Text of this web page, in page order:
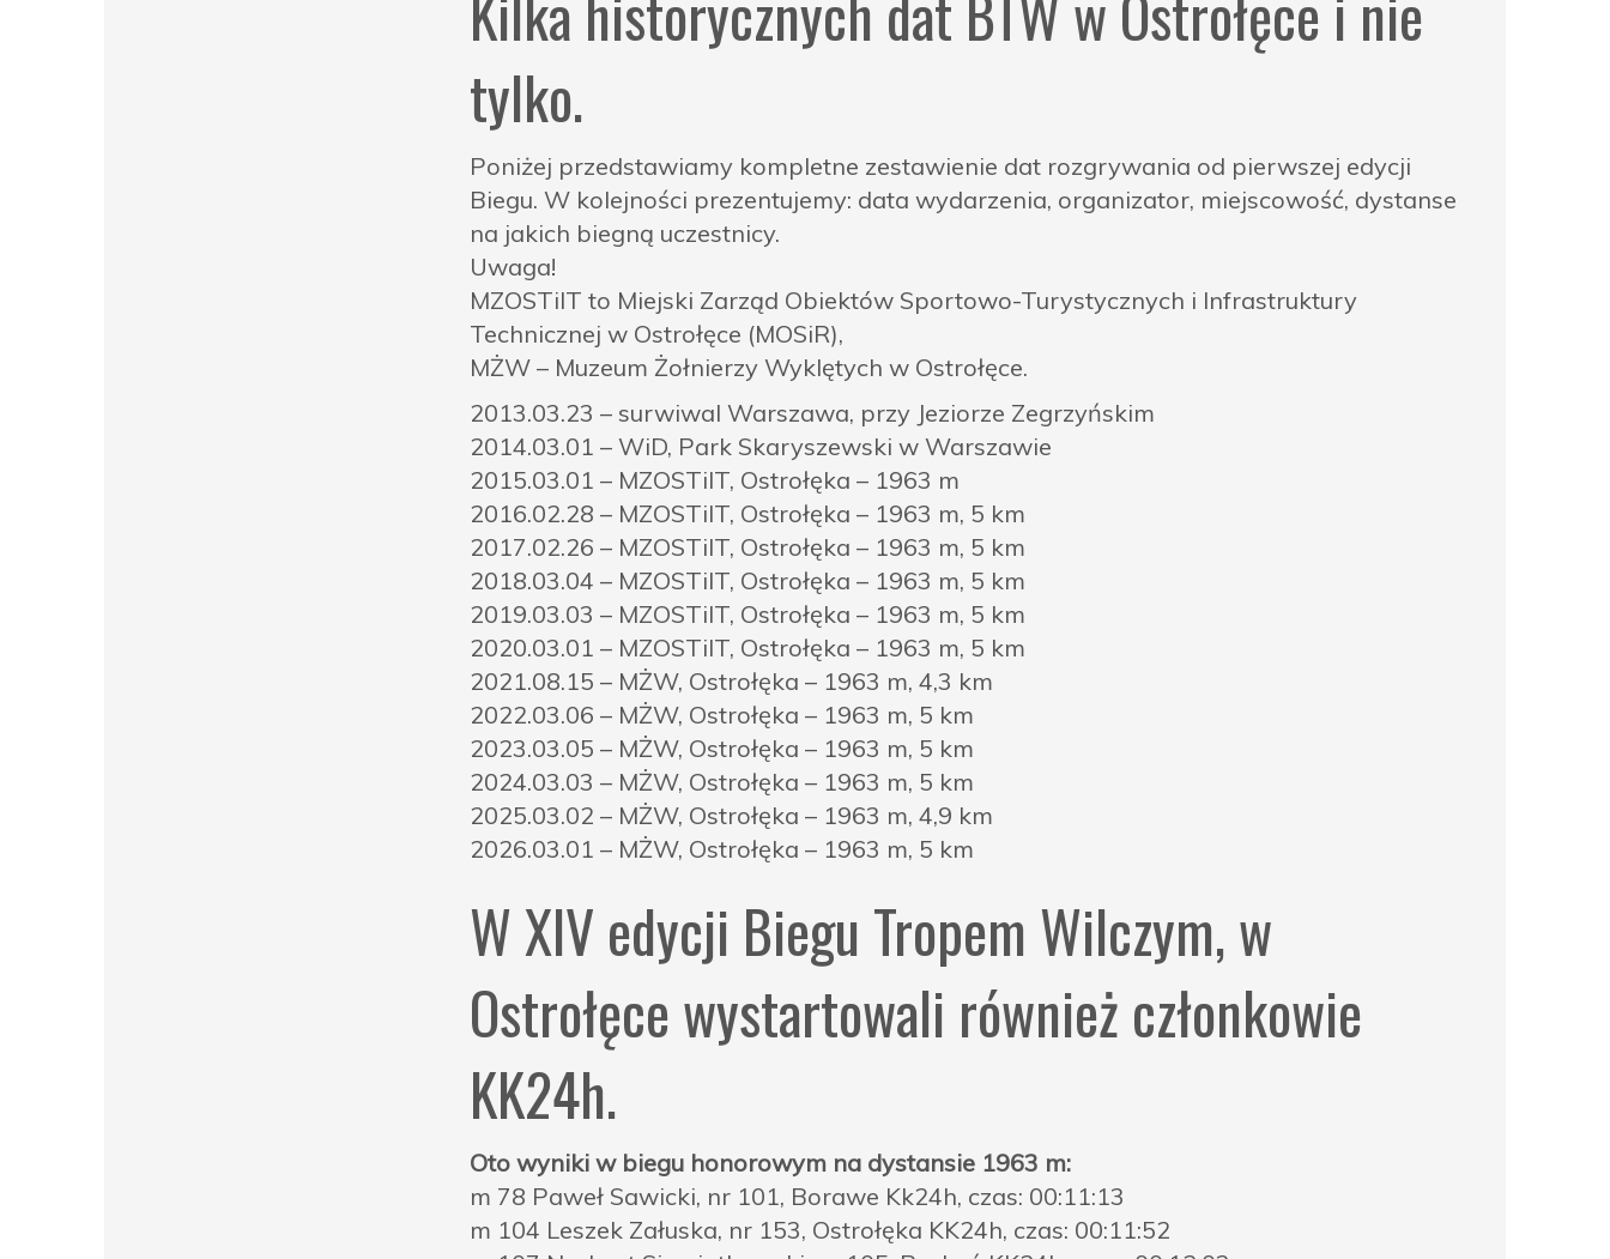
tylko.
Poniżej przedstawiamy kompletne zestawienie dat rozgrywania od pierwszej edycji
Biegu. W kolejności prezentujemy: data wydarzenia, organizator, miejscowość, dystanse
na jakich biegną uczestnicy.
Uwaga!
MZOSTiIT to Miejski Zarząd Obiektów Sportowo-Turystycznych i Infrastruktury
Technicznej w Ostrołęce (MOSiR),
MŻW – Muzeum Żołnierzy Wyklętych w Ostrołęce.
2013.03.23 – surwiwal Warszawa, przy Jeziorze Zegrzyńskim
2014.03.01 – WiD, Park Skaryszewski w Warszawie
2015.03.01 – MZOSTiIT, Ostrołęka – 1963 m
2016.02.28 – MZOSTiIT, Ostrołęka – 1963 m, 5 km
2017.02.26 – MZOSTiIT, Ostrołęka – 1963 m, 5 km
2018.03.04 – MZOSTiIT, Ostrołęka – 1963 m, 5 km
2019.03.03 – MZOSTiIT, Ostrołęka – 1963 m, 5 km
2020.03.01 – MZOSTiIT, Ostrołęka – 1963 m, 5 km
2021.08.15 – MŻW, Ostrołęka – 1963 m, 4,3 km
2022.03.06 – MŻW, Ostrołęka – 1963 m, 5 km
2023.03.05 – MŻW, Ostrołęka – 1963 m, 5 km
2024.03.03 – MŻW, Ostrołęka – 1963 m, 5 km
2025.03.02 – MŻW, Ostrołęka – 1963 m, 4,9 km
2026.03.01 – MŻW, Ostrołęka – 1963 m, 5 km
W XIV edycji Biegu Tropem Wilczym, w
Ostrołęce wystartowali również członkowie
KK24h.
Oto wyniki w biegu honorowym na dystansie 1963 m:
m 78 Paweł Sawicki, nr 101, Borawe Kk24h, czas: 00:11:13
m 104 Leszek Załuska, nr 153, Ostrołęka KK24h, czas: 00:11:52